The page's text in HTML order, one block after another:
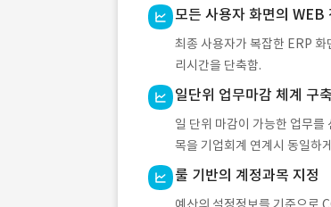
모든 사용자 화면의 WEB
최종 사용자가 복잡한 ERP
리시간을 단축함.
일단위 업무마감 체계 구축
일 단위 마감이 가능한 업무
목을 기업회계 연계시 동일하
룰 기반의 계정과목 지정